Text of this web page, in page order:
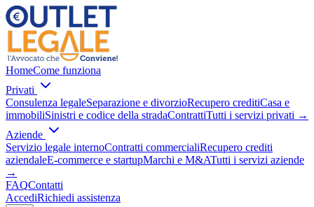
HomeCome funziona
Privati
Consulenza legaleSeparazione e divorzioRecupero creditiCasa e
immobiliSinistri e codice della stradaContrattiTutti i servizi privati →
Aziende
Servizio legale internoContratti commercialiRecupero crediti
aziendaleE-commerce e startupMarchi e M&ATutti i servizi aziende
→
FAQContatti
AccediRichiedi assistenza